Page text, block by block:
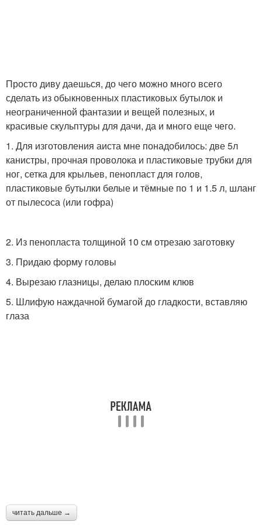
Просто диву даешься, до чего можно много всего
сделать из обыкновенных пластиковых бутылок и
неограниченной фантазии и вещей полезных, и
красивые скульптуры для дачи, да и много еще чего.
1. Для изготовления аиста мне понадобилось: две 5л
канистры, прочная проволока и пластиковые трубки для
ног, сетка для крыльев, пенопласт для голов,
пластиковые бутылки белые и тёмные по 1 и 1.5 л, шланг
от пылесоса (или гофра)
2. Из пенопласта толщиной 10 см отрезаю заготовку
3. Придаю форму головы
4. Вырезаю глазницы, делаю плоским клюв
5. Шлифую наждачной бумагой до гладкости, вставляю
глаза
читать дальше →